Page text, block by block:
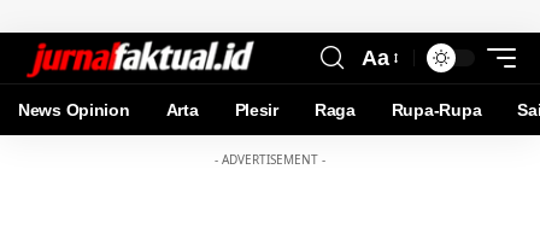
Aa
News Opinion Arta Plesir Raga Rupa-Rupa
- ADVERTISEMENT -